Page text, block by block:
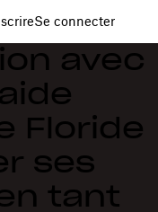
Se connecter
avec
Floride
ses
tant